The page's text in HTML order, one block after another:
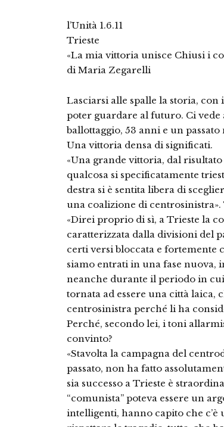
l’Unità 1.6.11
Trieste
«La mia vittoria unisce Chiusi i
di Maria Zegarelli
Lasciarsi alle spalle la storia,
poter guardare al futuro. Ci vede
ballottaggio, 53 anni e un
Una vittoria densa di significati.
«Una grande vittoria, dal
qualcosa si specificatamente
destra si è sentita libera di
una coalizione di
«Direi proprio di sì, a Trieste la
caratterizzata dalla divisioni del
certi versi bloccata e fortemente
siamo entrati in una fase nuova,
neanche durante il periodo in
tornata ad essere una città laica,
centrosinistra perché li ha
Perché, secondo lei, i toni
convinto?
«Stavolta la campagna del
passato, non ha fatto
sia successo a Trieste è
“comunista” poteva essere un
intelligenti, hanno capito che